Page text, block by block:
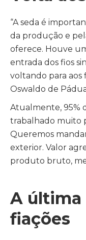
“A seda é
da produção e
oferece. Houve
entrada dos fios
voltando para aos
Oswaldo de
Atualmente, 95%
trabalhado muito
Queremos
exterior. Valor
produto bruto,
A última
fiações